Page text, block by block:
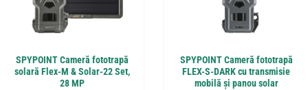
SPYPOINT Cameră fototrapă
solară Flex-M & Solar-22 Set,
28 MP
SPYPOINT Cameră fototrapă
FLEX-S-DARK cu transmisie
mobilă și panou solar